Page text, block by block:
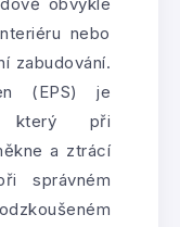
obvykle
nebo
zabudování.
(EPS) je
který při
a ztrácí
správném